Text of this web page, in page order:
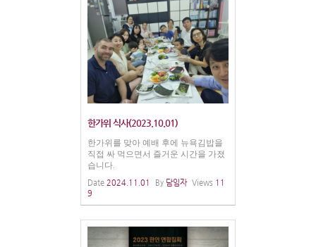
한가위 식사(2023.10.01)
한가위를 맞아 예배 후에 뉴욕김밥을
직접 싸 먹으면서 즐거운 시간을 가졌
습니다.
Date 2024.11.01 By 담임자 Views 11
9